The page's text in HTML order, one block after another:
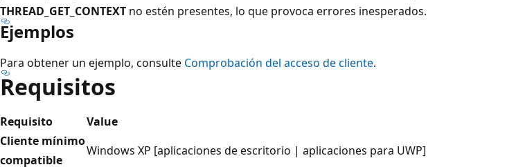
THREAD_GET_CONTEXT no estén presentes, lo que provoca errores inesperados.
Ejemplos
Para obtener un ejemplo, consulte Comprobación del acceso de cliente.
Requisitos
Requisito
Value
Cliente mínimo
compatible
Windows XP [aplicaciones de escritorio | aplicaciones para UWP]